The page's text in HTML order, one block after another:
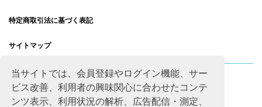
当サイトでは、会員登録やログイン機能、サー
ビス改善、利用者の興味関心に合わせたコンテ
ンツ表示、利用状況の解析、広告配信・測定、
特定商取引法に基づく表記
サイトマップ